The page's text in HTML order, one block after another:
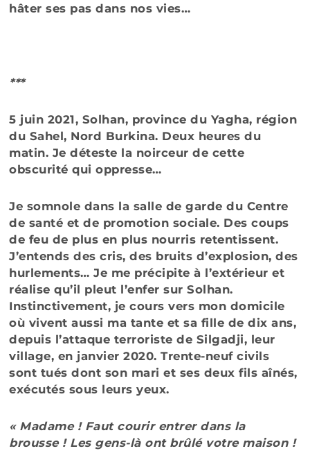
hâter ses pas dans nos vies…
***
5 juin 2021, Solhan, province du Yagha, région
du Sahel, Nord Burkina. Deux heures du
matin. Je déteste la noirceur de cette
obscurité qui oppresse…
Je somnole dans la salle de garde du Centre
de santé et de promotion sociale. Des coups
de feu de plus en plus nourris retentissent.
J’entends des cris, des bruits d’explosion, des
hurlements… Je me précipite à l’extérieur et
réalise qu’il pleut l’enfer sur Solhan.
Instinctivement, je cours vers mon domicile
où vivent aussi ma tante et sa fille de dix ans,
depuis l’attaque terroriste de Silgadji, leur
village, en janvier 2020. Trente-neuf civils
sont tués dont son mari et ses deux fils aînés,
exécutés sous leurs yeux.
« Madame ! Faut courir entrer dans la
brousse ! Les gens-là ont brûlé votre maison !